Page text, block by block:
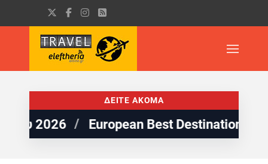
ΔΕΙΤΕ ΑΚΟΜΑ
European Best Destinations: 5 παραλίες